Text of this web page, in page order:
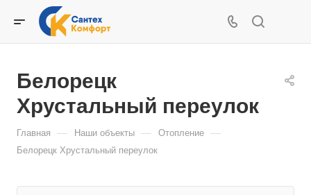
Белорецк
Хрустальный переулок
Главная — Наши объекты — Отопление —
Белорецк Хрустальный переулок